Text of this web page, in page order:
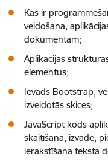
Kas ir
veidošana,
dokumentam;
Aplikācijas
elementus;
Ievads Bootstrap,
izveidotās skices;
JavaScript kods
skaitīšana, izvade,
ierakstīšana teksta